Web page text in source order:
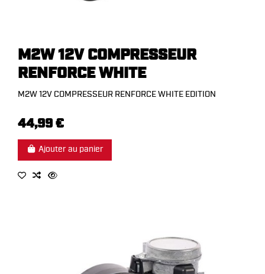
M2W 12V COMPRESSEUR
RENFORCE WHITE
M2W 12V COMPRESSEUR RENFORCE WHITE EDITION
44,99 €
Ajouter au panier